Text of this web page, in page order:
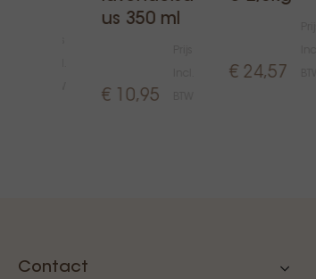
us 350 ml
€ 10,95
€ 24,57
Contact